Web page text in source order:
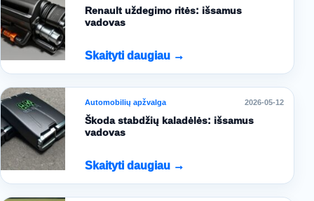
Renault uždegimo ritės: išsamus
vadovas
Skaityti daugiau →
Automobilių apžvalga 2026-05-12
Škoda stabdžių kaladėlės: išsamus
vadovas
Skaityti daugiau →